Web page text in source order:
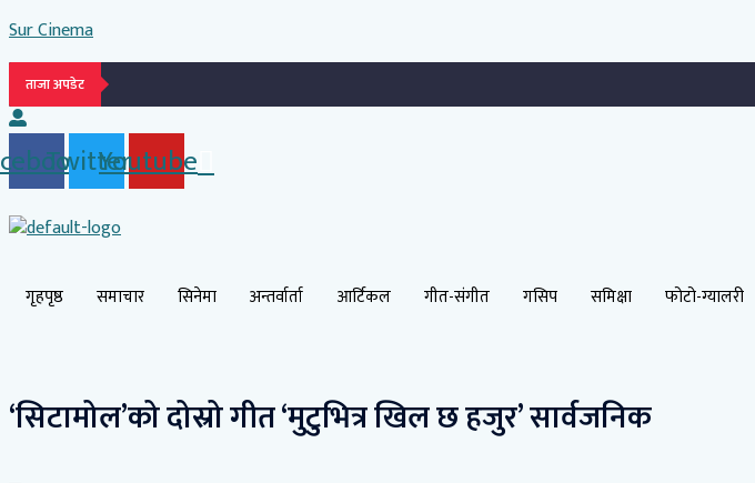
to
content
Sur Cinema
ताजा अपडेट
TwitterYoutube
गृहपृष्ठ समाचार सिनेमा अन्तर्वार्ता आर्टिकल गीत-संगीत गसिप समिक्षा फोटो-ग्यालरी
‘सिटामोल’को दोस्रो गीत ‘मुटुभित्र खिल छ हजुर’ सार्वजनिक